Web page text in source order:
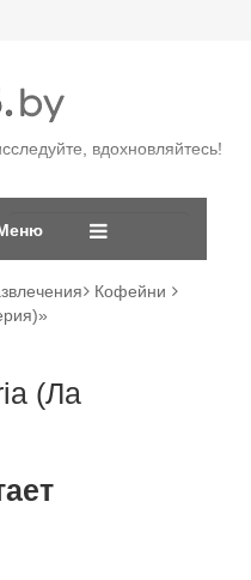
вдохновляйтесь!
Кофейни
(Ла